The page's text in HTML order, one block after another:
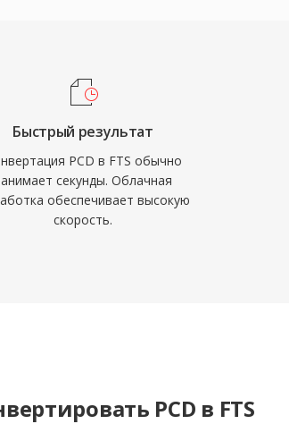
Быстрый результат
PCD в FTS обычно
секунды. Облачная
обеспечивает высокую
скорость.
PCD в FTS